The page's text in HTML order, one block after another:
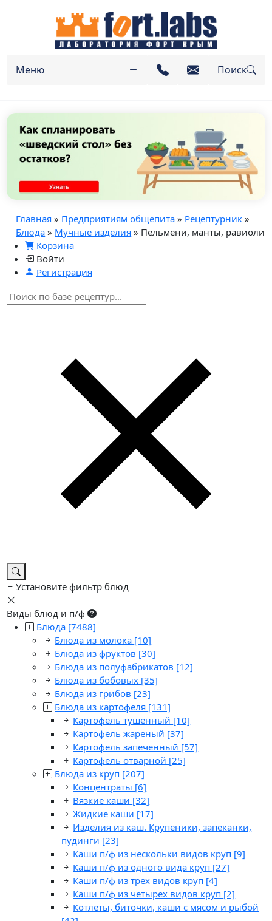
Меню Поиск
Главная » Предприятиям общепита » Рецептурник »
Блюда » Мучные изделия » Пельмени, манты, равиоли
Корзина
Войти
Регистрация
Установите фильтр блюд
Виды блюд и п/ф
Блюда [7488]
Блюда из молока [10]
Блюда из фруктов [30]
Блюда из полуфабрикатов [12]
Блюда из бобовых [35]
Блюда из грибов [23]
Блюда из картофеля [131]
Картофель тушенный [10]
Картофель жареный [37]
Картофель запеченный [57]
Картофель отварной [25]
Блюда из круп [207]
Концентраты [6]
Вязкие каши [32]
Жидкие каши [17]
Изделия из каш. Крупеники, запеканки,
пудинги [23]
Каши п/ф из нескольки видов круп [9]
Каши п/ф из одного вида круп [27]
Каши п/ф из трех видов круп [4]
Каши п/ф из четырех видов круп [2]
Котлеты, биточки, каши с мясом и рыбой